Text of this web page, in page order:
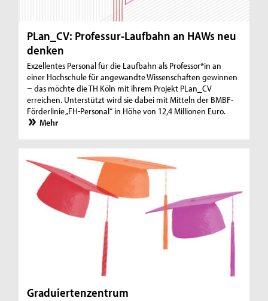
PLan_CV: Professur-Laufbahn an HAWs neu
denken
Exzellentes Personal für die Laufbahn als Professor*in an
einer Hochschule für angewandte Wissenschaften gewinnen
− das möchte die TH Köln mit ihrem Projekt PLan_CV
erreichen. Unterstützt wird sie dabei mit Mitteln der BMBF-
Förderlinie „FH-Personal“ in Höhe von 12,4 Millionen Euro.
Mehr
Graduiertenzentrum